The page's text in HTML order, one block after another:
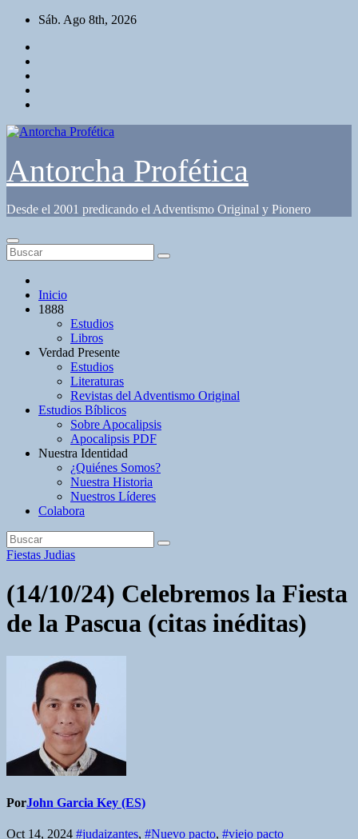
Saltar
contenido
Sáb. Ago 8th, 2026
Antorcha Profética
Desde el 2001 predicando el Adventismo Original y Pionero
Inicio
1888
Estudios
Libros
Verdad Presente
Estudios
Literaturas
Revistas del Adventismo Original
Estudios Bíblicos
Sobre Apocalipsis
Apocalipsis PDF
Nuestra Identidad
¿Quiénes Somos?
Nuestra Historia
Nuestros Líderes
Colabora
Fiestas Judias
(14/10/24) Celebremos la Fiesta
de la Pascua (citas inéditas)
PorJohn Garcia Key (ES)
Oct 14, 2024 #judaizantes, #Nuevo pacto, #viejo pacto